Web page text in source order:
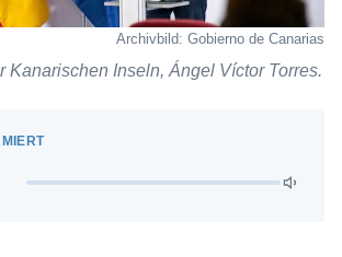
Archivbild: Gobierno de Canarias
Kanarischen Inseln, Ángel Víctor Torres.